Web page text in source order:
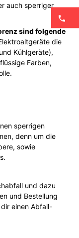
auch sperriger
sind folgende
die
Kühlgeräte),
Farben,
sperrigen
denn um die
sowie
und dazu
und Bestellung
einen Abfall-